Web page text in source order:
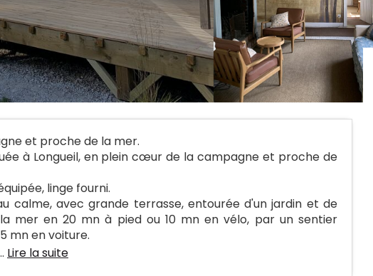
et proche de la mer.
à Longueil, en plein cœur de la campagne et proche de
linge fourni.
calme, avec grande terrasse, entourée d'un jardin et de
mer en 20 mn à pied ou 10 mn en vélo, par un sentier
mn en voiture.
Lire la suite